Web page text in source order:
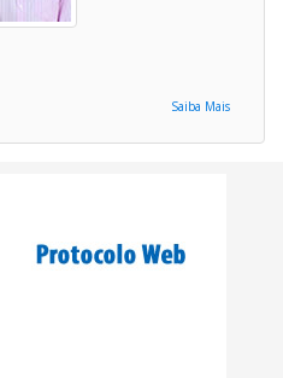
Saiba Mais